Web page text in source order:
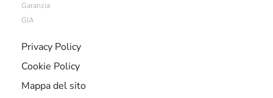
Garanzia
GIA
Privacy Policy
Cookie Policy
Mappa del sito